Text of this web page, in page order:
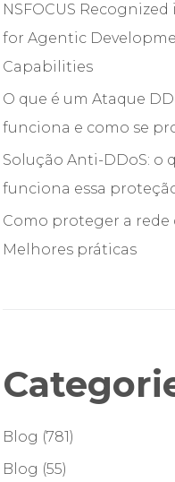
NSFOCUS
for Agentic
Capabilities
O que é um Ataque
funciona e como se
Solução Anti-DDoS: o
funciona essa
Como proteger a rede
Melhores práticas
Blog (781)
Blog (55)